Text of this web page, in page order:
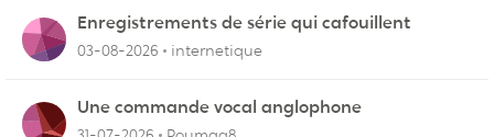
Enregistrements de série qui cafouillent
03-08-2026 internetique
Une commande vocal anglophone